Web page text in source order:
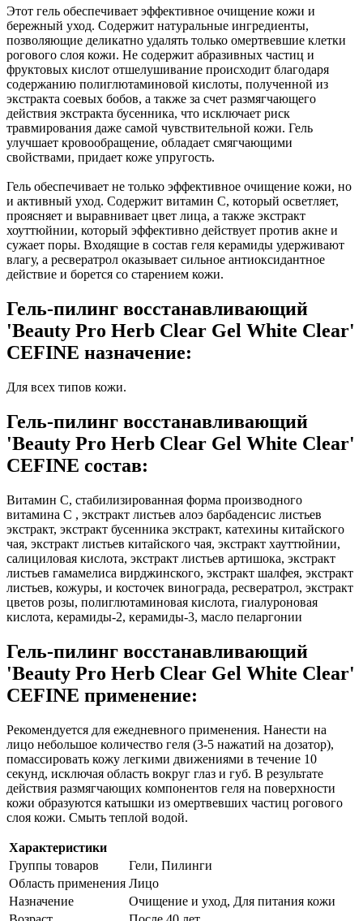
Этот гель обеспечивает эффективное очищение кожи и
бережный уход. Содержит натуральные ингредиенты,
позволяющие деликатно удалять только омертвевшие клетки
рогового слоя кожи. Не содержит абразивных частиц и
фруктовых кислот отшелушивание происходит благодаря
содержанию полиглютаминовой кислоты, полученной из
экстракта соевых бобов, а также за счет размягчающего
действия экстракта бусенника, что исключает риск
травмирования даже самой чувствительной кожи. Гель
улучшает кровообращение, обладает смягчающими
свойствами, придает коже упругость.
Гель обеспечивает не только эффективное очищение кожи, но
и активный уход. Содержит витамин C, который осветляет,
проясняет и выравнивает цвет лица, а также экстракт
хоуттюйнии, который эффективно действует против акне и
сужает поры. Входящие в состав геля керамиды удерживают
влагу, а ресвератрол оказывает сильное антиоксидантное
действие и борется со старением кожи.
Гель-пилинг восстанавливающий
'Beauty Pro Herb Clear Gel White Clear'
CEFINE назначение:
Для всех типов кожи.
Гель-пилинг восстанавливающий
'Beauty Pro Herb Clear Gel White Clear'
CEFINE состав:
Витамин С, стабилизированная форма производного
витамина С , экстракт листьев алоэ барбаденсис листьев
экстракт, экстракт бусенника экстракт, катехины китайского
чая, экстракт листьев китайского чая, экстракт хауттюйнии,
салициловая кислота, экстракт листьев артишока, экстракт
листьев гамамелиса вирджинского, экстракт шалфея, экстракт
листьев, кожуры, и косточек винограда, ресвератрол, экстракт
цветов розы, полиглютаминовая кислота, гиалуроновая
кислота, керамиды-2, керамиды-3, масло пеларгонии
Гель-пилинг восстанавливающий
'Beauty Pro Herb Clear Gel White Clear'
CEFINE применение:
Рекомендуется для ежедневного применения. Нанести на
лицо небольшое количество геля (3-5 нажатий на дозатор),
помассировать кожу легкими движениями в течение 10
секунд, исключая область вокруг глаз и губ. В результате
действия размягчающих компонентов геля на поверхности
кожи образуются катышки из омертвевших частиц рогового
слоя кожи. Смыть теплой водой.
Характеристики
Группы товаров
Гели, Пилинги
Область применения Лицо
Назначение
Очищение и уход, Для питания кожи